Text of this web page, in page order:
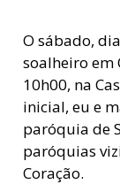
O sábado,
soalheiro em
10h00, na
inicial, eu e
paróquia de
paróquias
Coração.